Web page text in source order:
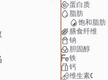
蛋白质
脂肪
饱和脂肪
膳食纤维
钠
胆固醇
铁
钙
维生素C